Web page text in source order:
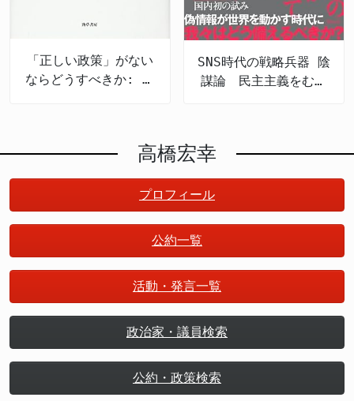
「正しい政策」がない
ならどうすべきか: 政
SNS時代の戦略兵器 陰
謀論 民主主義をむし
高橋宏幸
プロフィール
公約一覧
活動・発言一覧
政治家・議員検索
公約・政策検索